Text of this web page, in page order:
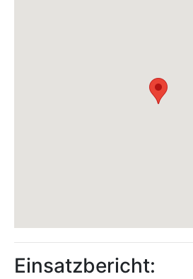
Einsatzbericht: